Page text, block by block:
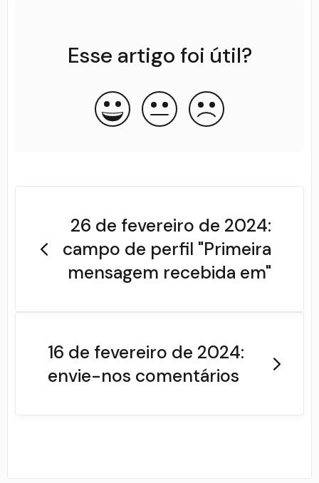
Esse artigo foi útil?
26 de fevereiro de 2024:
campo de perfil "Primeira
mensagem recebida em"
16 de fevereiro de 2024:
envie-nos comentários